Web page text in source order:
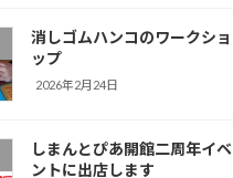
消しゴムハンコのワークショ
ップ
2026年2月24日
しまんとぴあ開館二周年イベ
ントに出店します